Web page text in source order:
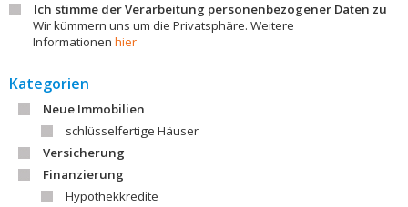
Ich stimme der Verarbeitung personenbezogener Daten zu
Wir kümmern uns um die Privatsphäre. Weitere
Informationen hier
Kategorien
Neue Immobilien
schlüsselfertige Häuser
Versicherung
Finanzierung
Hypothekkredite